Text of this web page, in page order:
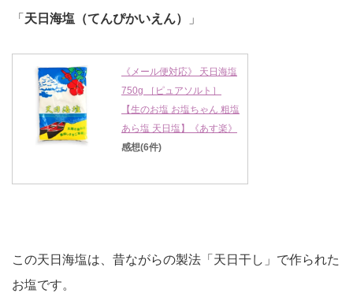
「 天日海塩（てんぴかいえん） 」
《メール便対応》 天日海塩
750g ［ピュアソルト］
【生のお塩 お塩ちゃん 粗塩
あら塩 天日塩】《あす楽》
感想(6件)
この天日海塩は、昔ながらの製法「天日干し」で作られた
お塩です。